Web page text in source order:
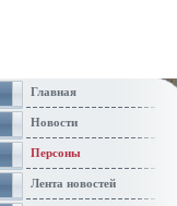
Главная
Новости
Персоны
Лента новостей